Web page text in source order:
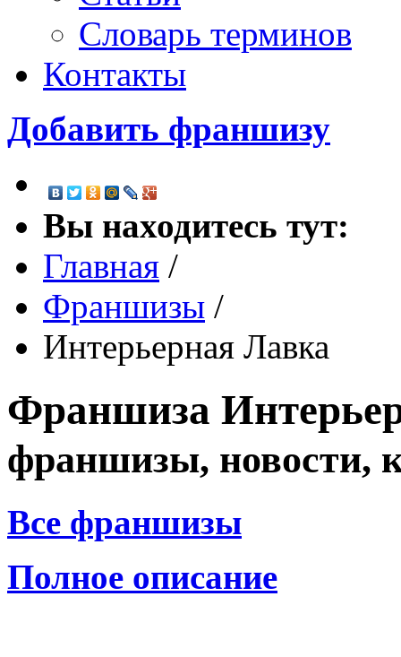
Словарь терминов
Контакты
Добавить франшизу
Вы находитесь тут:
Главная /
Франшизы /
Интерьерная Лавка
Франшиза
франшизы, новости,
Все франшизы
Полное описание